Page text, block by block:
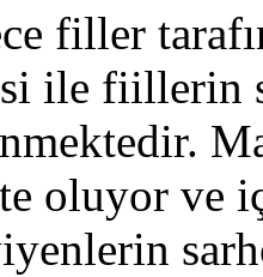
filler
ile fiillerin
oluyor ve